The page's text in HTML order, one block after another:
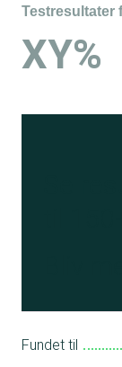
Testresultater
XY%
Fundet til